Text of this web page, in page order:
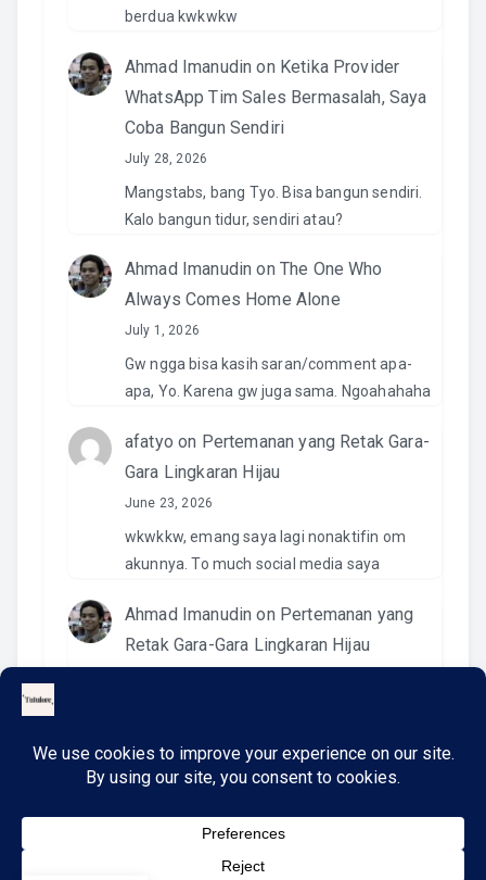
berdua kwkwkw
Ahmad Imanudin on Ketika Provider
WhatsApp Tim Sales Bermasalah, Saya
Coba Bangun Sendiri
July 28, 2026
Mangstabs, bang Tyo. Bisa bangun sendiri.
Kalo bangun tidur, sendiri atau?
Ahmad Imanudin on The One Who
Always Comes Home Alone
July 1, 2026
Gw ngga bisa kasih saran/comment apa-
apa, Yo. Karena gw juga sama. Ngoahahaha
afatyo on Pertemanan yang Retak Gara-
Gara Lingkaran Hijau
June 23, 2026
wkwkkw, emang saya lagi nonaktifin om
akunnya. To much social media saya
Ahmad Imanudin on Pertemanan yang
Retak Gara-Gara Lingkaran Hijau